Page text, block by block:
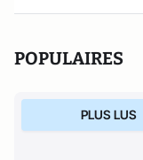
POPULAIRES
PLUS LUS